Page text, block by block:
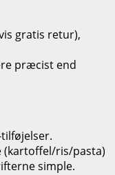
gratis retur),
præcist end
(kartoffel/ris/pasta)
simple.